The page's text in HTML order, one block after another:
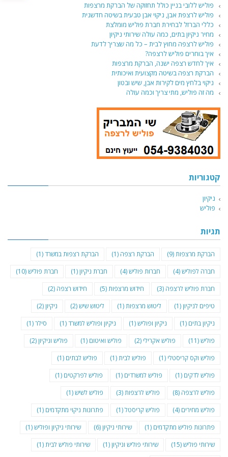
פוליש ללובי בניין כולל תחזוקה של הברקת מרצפות
פוליש לרצפת אבן, ניקוי אבן טבעית בשיטה חדשנית
כללי הברזל לבחירת חברת פוליש מומלצת
מחיר ניקיון בתים, כמה עולה שירותי ניקיון
פוליש לרצפה מחוץ לבית – כל מה שצריך לדעת
איך בוחרים פוליש לרצפה?
איך לחדש רצפה ישנה, הברקת מרצפות
הברקת רצפה בשיטה מקצועית ואיכותית
ניקוי בלחץ מים לקירות אבן, שיש ובטון
מה זה פוליש, מתי צריך וכמה עולה
קטגוריות
ניקיון
פוליש
תגיות
הברקת מרצפות(9) הברקת רצפה (1) הברקת רצפות במשרד(1)
חברה לפוליש(4) חברות פוליש(4) חברת ניקיון(1) חברת פוליש(10)
חברת פוליש לרצפה (3) חידוש מרצפות(5) חידוש רצפה (2)
טיפים לניקיון(1) ליטוש מרצפות(1) ליטוש שיש(2) ניקיון(2)
ניקיון בתים (1) ניקיון ופוליש(1) ניקיון ופוליש למשרד(1) סילר(1)
פוליש(11) פוליש אקרילי (2) פוליש ואיטום (1) פוליש וניקיון(2)
פוליש וקס קריסטלי (1) פוליש לבית(1) פוליש לבתים (1)
פוליש לדקים (1) פוליש למשרדים (1) פוליש לפרקטים (1)
פוליש לרצפה (8) פוליש לרצפות(3) פוליש לשיש(1)
פוליש מחירים (4) פוליש קריסטל(1) פתרונות ניקוי מתקדמים (1)
פתרונות פוליש מתקדמים (1) שירותי ניקיון(6) שירותי ניקיון ופוליש(1)
שירותי פוליש(15) שירותי פוליש וניקיון(1) שירותי פוליש לבית(1)